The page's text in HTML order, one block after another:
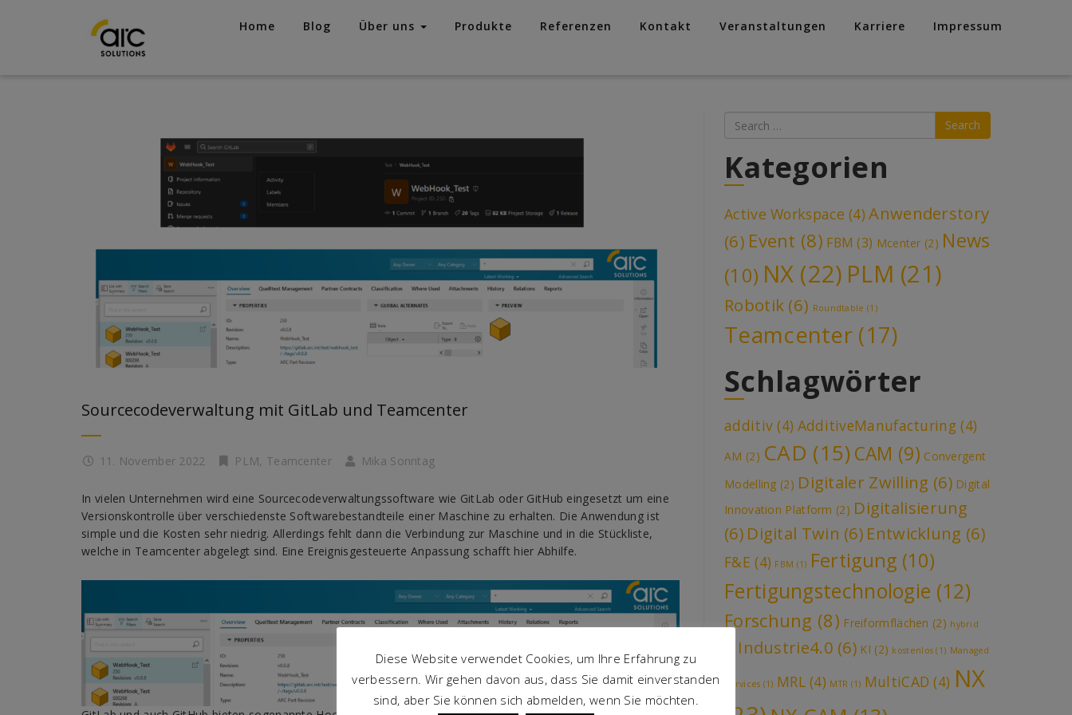
Home Blog Über uns Produkte Referenzen Kontakt Veranstaltungen Karriere Impressum
Sourcecodeverwaltung mit GitLab und Teamcenter
11. November 2022 PLM, Teamcenter Mika Sonntag
In vielen Unternehmen wird eine Sourcecodeverwaltungssoftware wie GitLab oder GitHub eingesetzt um eine
Versionskontrolle über verschiedenste Softwarebestandteile einer Maschine zu erhalten. Die Anwendung ist
simple und die Kosten sehr niedrig. Allerdings fehlt dann die Verbindung zur Maschine und in die Stückliste,
welche in Teamcenter abgelegt sind. Eine Ereignisgesteuerte Anpassung schafft hier Abhilfe.
Search
Kategorien
Active Workspace (4) Anwenderstory
(6) Event (8) FBM (3) Mcenter (2) News
(10) NX (22) PLM (21)
Robotik (6) Roundtable (1)
Teamcenter (17)
Schlagwörter
additiv (4) AdditiveManufacturing (4)
AM (2) CAD (15) CAM (9) Convergent
Modelling (2) Digitaler Zwilling (6) Digital
Innovation Platform (2) Digitalisierung
(6) Digital Twin (6) Entwicklung (6)
F&E (4) FBM (1) Fertigung (10)
Fertigungstechnologie (12)
Forschung (8) Freiformflächen (2) hybrid
Industrie4.0 (6) KI (2) kostenlos (1) Managed
Services (1) MRL(4) MTR (1) MultiCAD (4) NX
Diese Website verwendet Cookies, um Ihre Erfahrung zu
verbessern. Wir gehen davon aus, dass Sie damit einverstanden
sind, aber Sie können sich abmelden, wenn Sie möchten.